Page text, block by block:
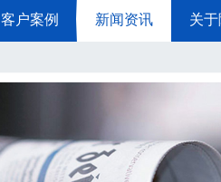
客户案例 新闻资讯 关